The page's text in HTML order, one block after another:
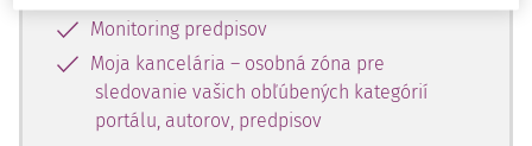
Monitoring predpisov
Moja kancelária – osobná zóna pre
sledovanie vašich obľúbených kategórií
portálu, autorov, predpisov